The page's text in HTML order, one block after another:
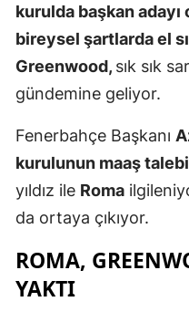
kurulda başkan
bireysel şartlarda el
Greenwood, sık sık
gündemine geliyor.
Fenerbahçe Başkanı
kurulunun maaş
yıldız ile Roma
da ortaya çıkıyor.
ROMA,
YAKTI